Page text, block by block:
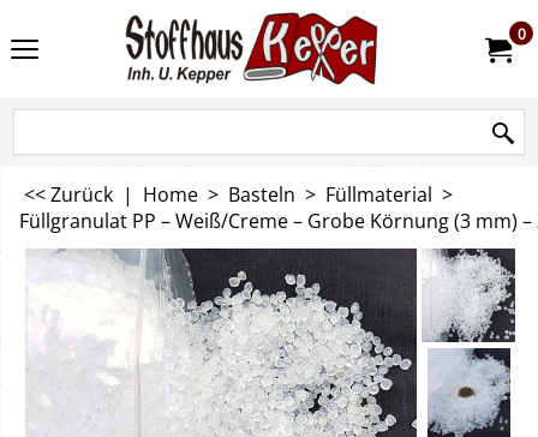
0
<< Zurück | Home > Basteln > Füllmaterial >
Füllgranulat PP – Weiß/Creme – Grobe Körnung (3 mm)